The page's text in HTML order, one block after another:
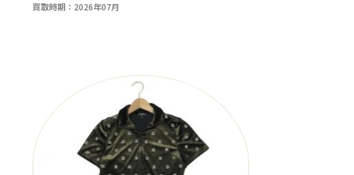
買取時期：2026年07月